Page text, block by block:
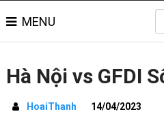
MENU
Hà Nội vs GFDI
HoaiThanh 14/04/2023